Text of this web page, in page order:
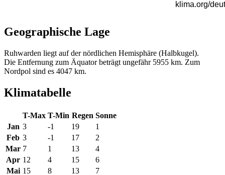
Geographische Lage
Ruhwarden liegt auf der nördlichen Hemisphäre (Halbkugel).
Die Entfernung zum Äquator beträgt ungefähr 5955 km. Zum
Nordpol sind es 4047 km.
Klimatabelle
T-Max T-Min Regen Sonne
Jan 3 -1 19
1
Feb 3 -1 17
2
Mar 7 1 13
4
Apr 12 4 15
6
Mai 15 8 13 7